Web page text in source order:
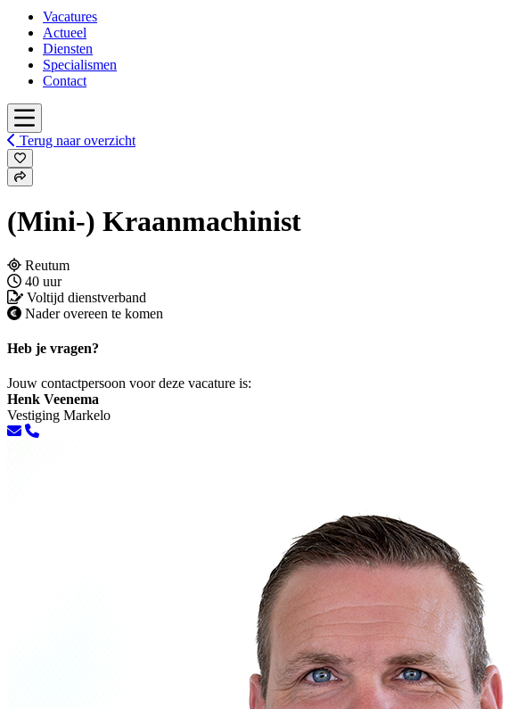
Vacatures
Actueel
Diensten
Specialismen
Contact
Terug naar overzicht
(Mini-) Kraanmachinist
Reutum
40 uur
Voltijd dienstverband
Nader overeen te komen
Heb je vragen?
Jouw contactpersoon voor deze vacature is:
Henk Veenema
Vestiging Markelo